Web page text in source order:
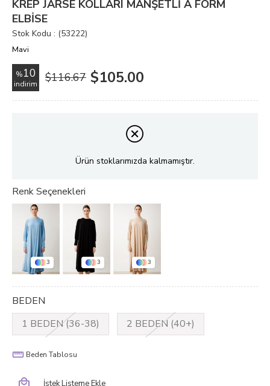
KREP JARSE KOLLARI MANŞETLİ A FORM
ELBİSE
Stok Kodu (53222)
Mavi
%10
i̇ndirim $116.67 $105.00
Ürün stoklarımızda kalmamıştır.
3 3 3
BEDEN
1 BEDEN (36-38)
2 BEDEN (40+)
Beden Tablosu